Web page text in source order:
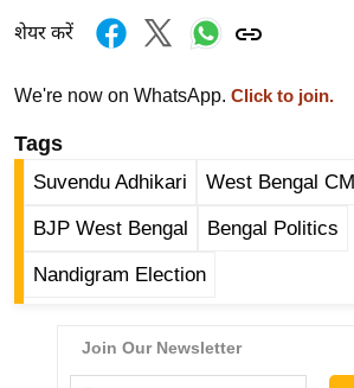
न्यू
ब्री
फ
म
रं
ज
शेयर करें
We're now on WhatsApp. Click to join.
Tags
Suvendu Adhikari West Bengal CM
BJP West Bengal Bengal Politics
Nandigram Election